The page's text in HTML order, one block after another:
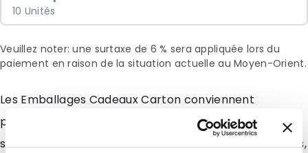
10 Unités
Veuillez noter: une surtaxe de 6 % sera appliquée lors du
paiement en raison de la situation actuelle au Moyen-Orient.
Les Emballages Cadeaux Carton conviennent
parfaitement pour envoyer ou conditionner en toute
sécurité tout type darticles (textile, accessoires, livres,